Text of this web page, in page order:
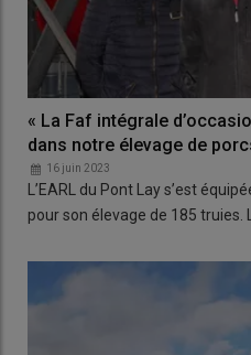
« La Faf intégrale
dans notre élevage de
16 juin 2023
L’EARL du Pont Lay s’est
pour son élevage de 185 truies.